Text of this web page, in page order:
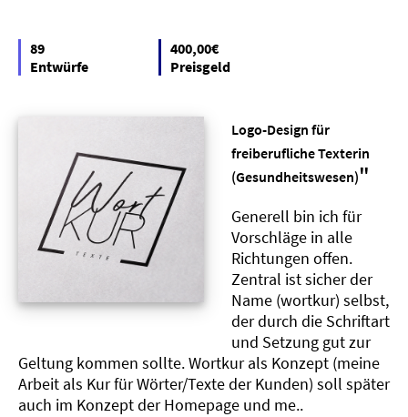
89
Entwürfe
400,00€
Preisgeld
Logo-Design für
freiberufliche Texterin
(Gesundheitswesen)"
Generell bin ich für
Vorschläge in alle
Richtungen offen.
Zentral ist sicher der
Name (wortkur) selbst,
der durch die Schriftart
und Setzung gut zur
Geltung kommen sollte. Wortkur als Konzept (meine
Arbeit als Kur für Wörter/Texte der Kunden) soll später
auch im Konzept der Homepage und me..